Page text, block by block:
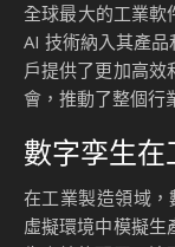
全球最大的工業軟
AI 技術納入其產
戶提供了更加高效
會，推動了整個行
數字孪生
在工業製造領域
虛擬環境中模擬生